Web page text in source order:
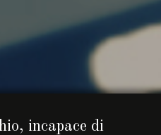
incapace di